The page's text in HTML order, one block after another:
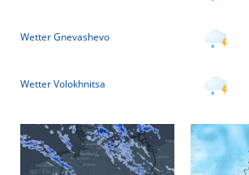
Wetter Gnevashevo
Wetter Volokhnitsa